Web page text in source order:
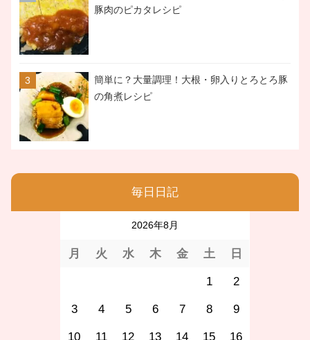
豚肉のピカタレシピ
簡単に？大量調理！大根・卵入りとろとろ豚
の角煮レシピ
毎日日記
2026年8月
月 火 水 木 金 土 日
1 2
3 4 5 6 7 8 9
10 11 12 13 14 15 16